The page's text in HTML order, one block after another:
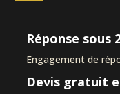
Réponse sous
Engagement de
Devis gratuit